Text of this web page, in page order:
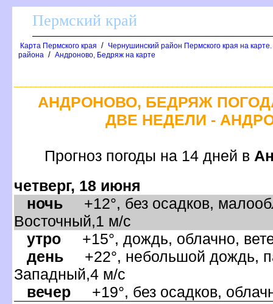
Пермский край
Карта Пермского края / Чернушинский район Пермского края на
района / Андроново, Бедряж на карте
АНДРОНОВО, БЕДРЯЖ
ДВЕ НЕДЕЛИ -
Прогноз погоды на 14 дней
четверг, 18 июня
ночь +12°, без осадков,
осточный,1 м/с
утро +15°, дождь, облачно,
день +22°, небольшой дождь,
Западный,4 м/с
ечер +19°, без осадков,